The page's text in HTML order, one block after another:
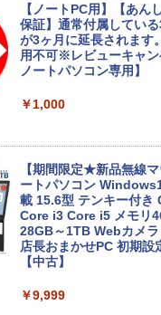
【ノートPC用】【あん
保証】通常付属してい
が3ヶ月に延長されます
用不可※レビューキャ
ノートパソコン専用】
￥1,000
【期間限定★新品無線
ートパソコン
載 15.6型 テンキー付き
Core i3 Core i5 メモリ
28GB～1TB Webカメ
店長おまかせPC 初期設
【中古】
￥9,999